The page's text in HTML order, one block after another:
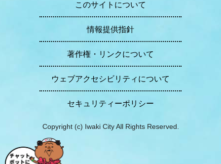
このサイトについて
情報提供指針
著作権・リンクについて
ウェブアクセシビリティについて
セキュリティーポリシー
Copyright (c) Iwaki City All Rights Reserved.